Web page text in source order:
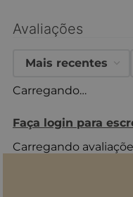
Avaliações
Carregando…
Faça login para
Mais recentes
Carregando